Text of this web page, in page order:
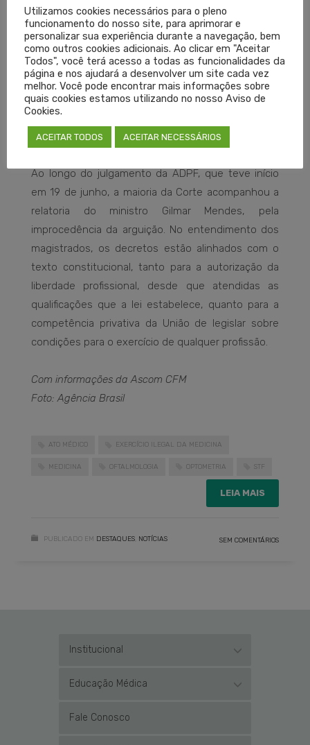
Pretendia o autor da ADPF, portanto, a declaração
de inconstitucionalidade dos decretos e sua não
receptividade pela nova ordem constitucional.
Instada a se manifestar, a Advocacia Geral da União
sustentou ao STF que a legislação brasileira não
impede exercício profissional de nenhuma
categoria de trabalhador, inclusive na área de
saúde, “desde que atendidos os requisitos legais”.
Ao longo do julgamento da ADPF, que teve início
em 19 de junho, a maioria da Corte acompanhou a
relatoria do ministro Gilmar Mendes, pela
improcedência da arguição. No entendimento dos
magistrados, os decretos estão alinhados com o
texto constitucional, tanto para a autorização da
liberdade profissional, desde que atendidas as
qualificações que a lei estabelece, quanto para a
competência privativa da União de legislar sobre
condições para o exercício de qualquer profissão.
Com informações da Ascom CFM
Foto: Agência Brasil
ATO MÉDICO EXERCÍCIO ILEGAL DA MEDICINA
MEDICINA OFTALMOLOGIA OPTOMETRIA STF
LEIA MAIS
PUBLICADO EM DESTAQUES NOTÍCIAS SEM COMENTÁRIOS
Institucional
Educação Médica
Fale Conosco
Utilizamos cookies necessários para o pleno
funcionamento do nosso site, para aprimorar e
personalizar sua experiência durante a navegação, bem
como outros cookies adicionais. Ao clicar em "Aceitar
Todos", você terá acesso a todas as funcionalidades da
página e nos ajudará a desenvolver um site cada vez
melhor. Você pode encontrar mais informações sobre
quais cookies estamos utilizando no nosso Aviso de
Cookies.
ACEITAR TODOS ACEITAR NECESSÁRIOS